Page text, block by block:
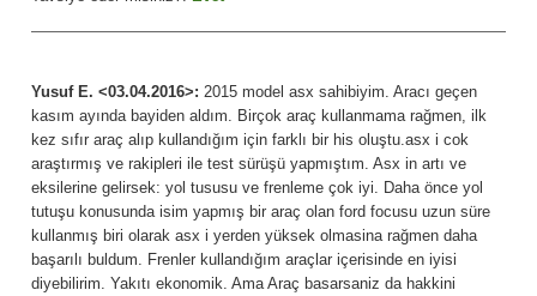
Yusuf E. <03.04.2016>: 2015 model asx sahibiyim. Aracı geçen
kasım ayında bayiden aldım. Birçok araç kullanmama rağmen, ilk
kez sıfır araç alıp kullandığım için farklı bir his oluştu.asx i cok
araştırmış ve rakipleri ile test sürüşü yapmıştım. Asx in artı ve
eksilerine gelirsek: yol tususu ve frenleme çok iyi. Daha önce yol
tutuşu konusunda isim yapmış bir araç olan ford focusu uzun süre
kullanmış biri olarak asx i yerden yüksek olmasina rağmen daha
başarılı buldum. Frenler kullandığım araçlar içerisinde en iyisi
diyebilirim. Yakıtı ekonomik. Ama Araç basarsaniz da hakkini